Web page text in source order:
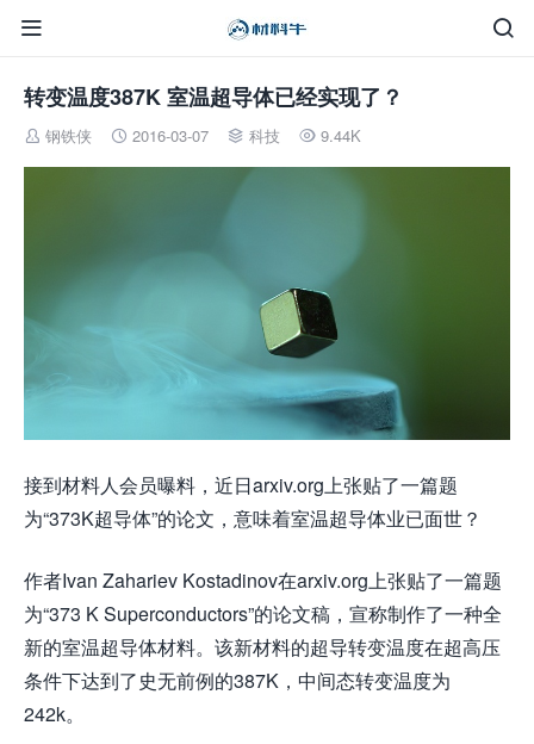


转变温度387K 室温超导体已经实现了？
 钢铁侠  2016-03-07  科技  9.44K
接到材料人会员曝料，近日arxiv.org上张贴了一篇题
为“373K超导体”的论文，意味着室温超导体业已面世？
作者Ivan Zahariev Kostadinov在arxiv.org上张贴了一篇题
为“373 K Superconductors”的论文稿，宣称制作了一种全
新的室温超导体材料。该新材料的超导转变温度在超高压
条件下达到了史无前例的387K，中间态转变温度为
242k。